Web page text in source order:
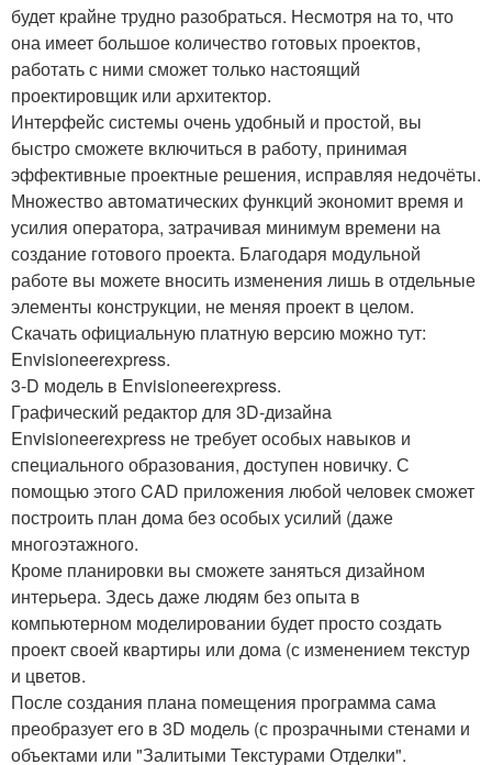
будет крайне трудно разобраться. Несмотря на то, что
она имеет большое количество готовых проектов,
работать с ними сможет только настоящий
проектировщик или архитектор.
Интерфейс системы очень удобный и простой, вы
быстро сможете включиться в работу, принимая
эффективные проектные решения, исправляя недочёты.
Множество автоматических функций экономит время и
усилия оператора, затрачивая минимум времени на
создание готового проекта. Благодаря модульной
работе вы можете вносить изменения лишь в отдельные
элементы конструкции, не меняя проект в целом.
Скачать официальную платную версию можно тут:
Envisioneerexpress.
3-D модель в Envisioneerexpress.
Графический редактор для 3D-дизайна
Envisioneerexpress не требует особых навыков и
специального образования, доступен новичку. С
помощью этого CAD приложения любой человек сможет
построить план дома без особых усилий (даже
многоэтажного.
Кроме планировки вы сможете заняться дизайном
интерьера. Здесь даже людям без опыта в
компьютерном моделировании будет просто создать
проект своей квартиры или дома (с изменением текстур
и цветов.
После создания плана помещения программа сама
преобразует его в 3D модель (с прозрачными стенами и
объектами или "Залитыми Текстурами Отделки".